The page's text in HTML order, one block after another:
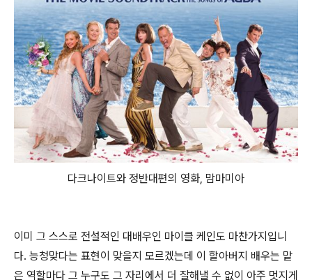
다크나이트와 정반대편의 영화, 맘마미아
이미 그 스스로 전설적인 대배우인 마이클 케인도 마찬가지입니
다. 능청맞다는 표현이 맞을지 모르겠는데 이 할아버지 배우는 맡
은 역할마다 그 누구도 그 자리에서 더 잘해낼 수 없이 아주 멋지게